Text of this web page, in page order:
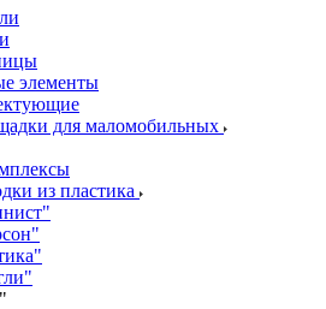
элементы
для маломобильных
из пластика